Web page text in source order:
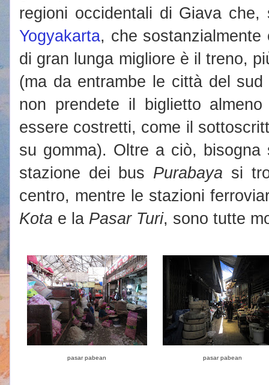
regioni occidentali di Giava
Yogyakarta, che
di gran lunga migliore è il treno,
(ma da entrambe le città del
non prendete il biglietto
essere costretti, come il
su gomma). Oltre a ciò, bisogna
stazione dei bus Purabaya si
centro, mentre le stazioni
Kota e la Pasar Turi, sono tutte
pasar pabean pasar pabean